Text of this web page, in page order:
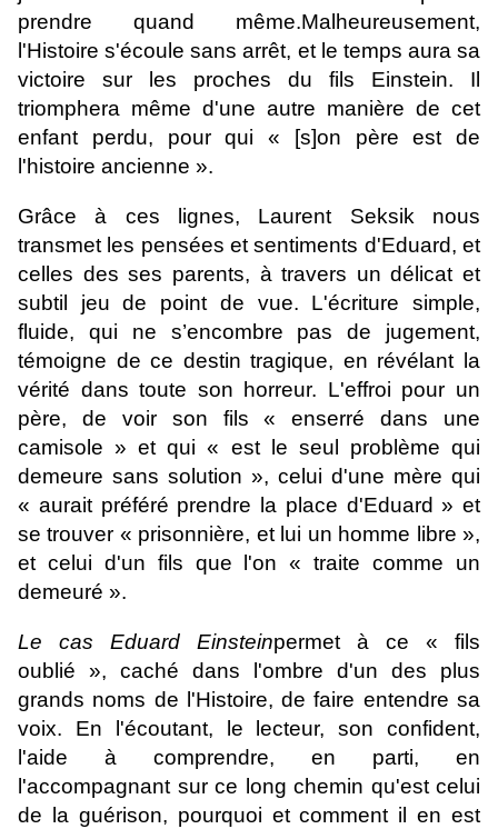
prendre quand même.Malheureusement,
l'Histoire s'écoule sans arrêt, et le temps aura sa
victoire sur les proches du fils Einstein. Il
triomphera même d'une autre manière de cet
enfant perdu, pour qui « [s]on père est de
l'histoire ancienne ».
Grâce à ces lignes, Laurent Seksik nous
transmet les pensées et sentiments d'Eduard, et
celles des ses parents, à travers un délicat et
subtil jeu de point de vue. L'écriture simple,
fluide, qui ne s’encombre pas de jugement,
témoigne de ce destin tragique, en révélant la
vérité dans toute son horreur. L'effroi pour un
père, de voir son fils « enserré dans une
camisole » et qui « est le seul problème qui
demeure sans solution », celui d'une mère qui
« aurait préféré prendre la place d'Eduard » et
se trouver « prisonnière, et lui un homme libre »,
et celui d'un fils que l'on « traite comme un
demeuré ».
Le cas Eduard Einsteinpermet à ce « fils
oublié », caché dans l'ombre d'un des plus
grands noms de l'Histoire, de faire entendre sa
voix. En l'écoutant, le lecteur, son confident,
l'aide à comprendre, en parti, en
l'accompagnant sur ce long chemin qu'est celui
de la guérison, pourquoi et comment il en est